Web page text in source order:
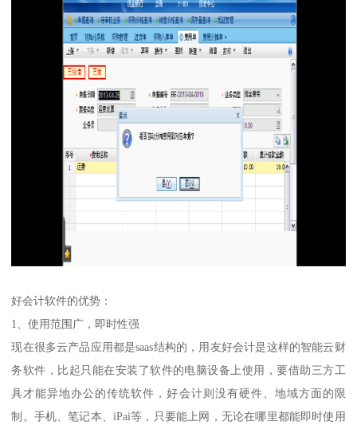
好会计软件的优势：
1、使用范围广，即时性强
现在很多云产品应用都是saas结构的，用友好会计是这样的智能云财
务软件，比起只能在安装了软件的电脑设备上使用，要借助三方工
具才能异地办公的传统软件，好会计则没有硬件、地域方面的限
制。手机、笔记本、iPai等，只要能上网，无论在哪里都能即时使用